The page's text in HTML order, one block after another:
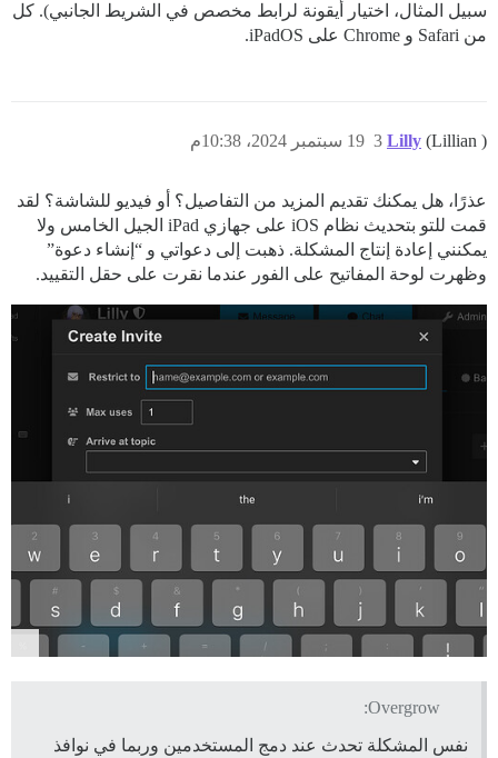
سبيل المثال، اختيار أيقونة لرابط مخصص في الشريط الجانبي). كل
من Safari و Chrome على iPadOS.
Lilly (Lillian ) 19 سبتمبر 2024، 10:38م 3
عذرًا، هل يمكنك تقديم المزيد من التفاصيل؟ أو فيديو للشاشة؟ لقد
قمت للتو بتحديث نظام iOS على جهازي iPad الجيل الخامس ولا
يمكنني إعادة إنتاج المشكلة. ذهبت إلى دعواتي و “إنشاء دعوة”
وظهرت لوحة المفاتيح على الفور عندما نقرت على حقل التقييد.
Overgrow:
نفس المشكلة تحدث عند دمج المستخدمين وربما في نوافذ